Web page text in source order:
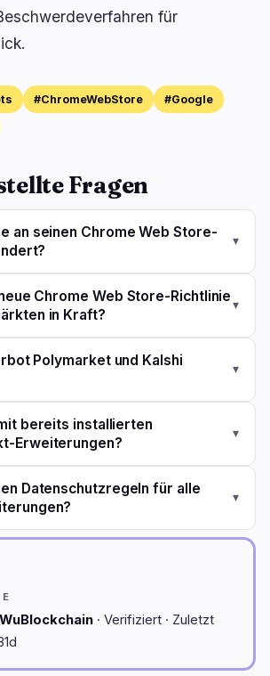
für
#ChromeWebStore #Google
Fragen
an seinen Chrome Web Store-
▾
Chrome Web Store-Richtlinie
in Kraft?
▾
Polymarket und Kalshi
▾
bereits installierten
Erweiterungen?
▾
Datenschutzregeln für alle
▾
WuBlockchain · Verifiziert · Zuletzt